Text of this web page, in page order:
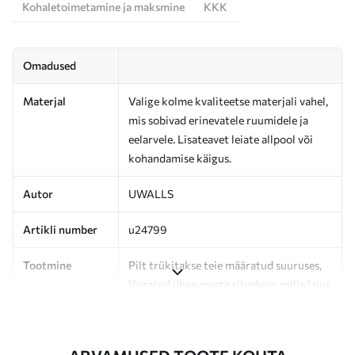
Kohaletoimetamine ja maksmine KKK
Omadused
Materjal
Valige kolme kvaliteetse materjali vahel,
mis sobivad erinevatele ruumidele ja
eelarvele. Lisateavet leiate allpool või
kohandamise käigus.
Autor UWALLS
Artikli number u24799
Tootmine
Pilt trükitakse teie määratud suuruses,
lõigatud ühesuguste ribadena, mille laius